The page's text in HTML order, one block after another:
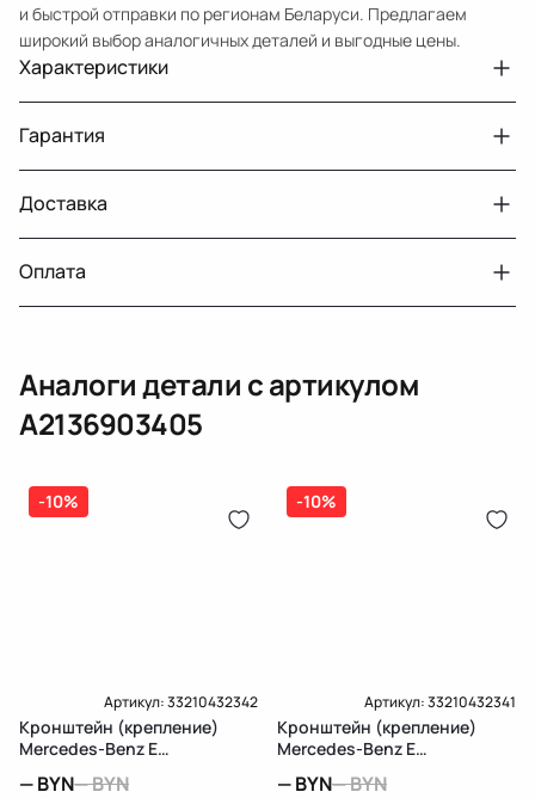
и быстрой отправки по регионам Беларуси. Предлагаем
широкий выбор аналогичных деталей и выгодные цены.
Характеристики
Авто
MercedesBenz E W213
Год
2016 2021
Тег
Мерседес Бенс Е
Гарантия
Двигатели с навесным или без навесного
оборудования
30 дней
Датчик давления топлива, насос
топлива, ТНВД (бензин, дизель), форсунка
бензиновая (дизельная) механическая
(электрическая), инжектор
дозатор-распределитель топлива
14 дней
Доставка
Оплата
Оплата онлайн
Карта рассрочки онлайн
Аналоги детали с артикулом
A2136903405
-10%
Артикул:33210432342
Кронштейн (крепление)
Mercedes-Benz E
—BYN—BYN
-10%
Артикул:33210432341
Кронштейн (крепление)
Mercedes-Benz E
—BYN—BYN